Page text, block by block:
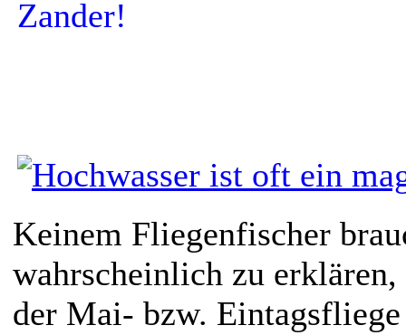
Keinem Fliegenfischer
wahrscheinlich zu erklären,
der Mai- bzw.